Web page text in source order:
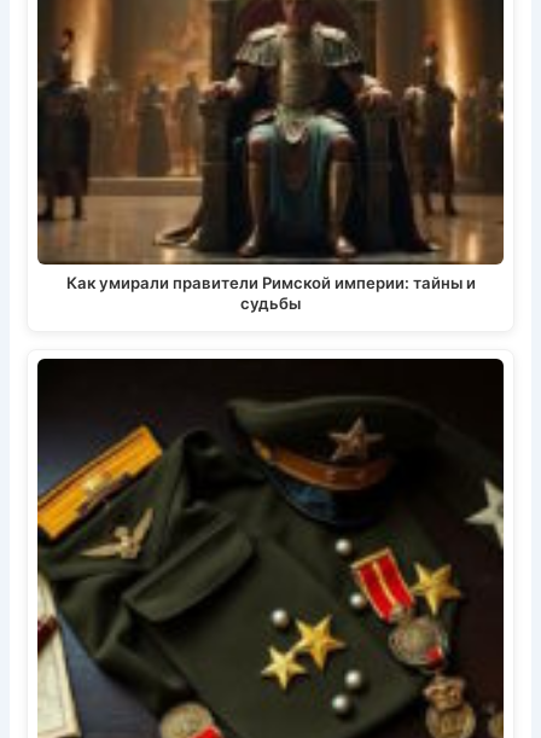
Как умирали правители Римской империи: тайны и
судьбы